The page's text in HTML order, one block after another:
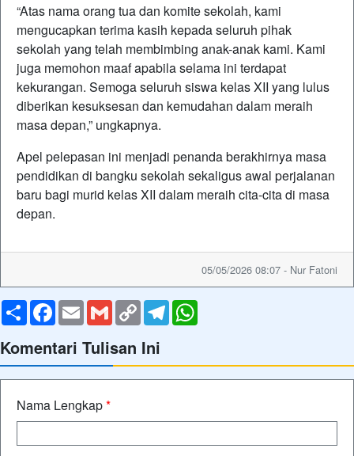
“Atas nama orang tua dan komite sekolah, kami
mengucapkan terima kasih kepada seluruh pihak
sekolah yang telah membimbing anak-anak kami. Kami
juga memohon maaf apabila selama ini terdapat
kekurangan. Semoga seluruh siswa kelas XII yang lulus
diberikan kesuksesan dan kemudahan dalam meraih
masa depan,” ungkapnya.
Apel pelepasan ini menjadi penanda berakhirnya masa
pendidikan di bangku sekolah sekaligus awal perjalanan
baru bagi murid kelas XII dalam meraih cita-cita di masa
depan.
05/05/2026 08:07 - Nur Fatoni
ShareFacebook
EmailGmailCopy
Link
Telegram
Komentari Tulisan Ini
Nama Lengkap*